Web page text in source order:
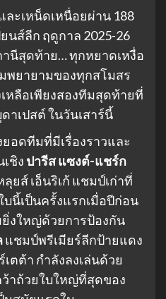
ะเหน็ดเหนื่อยผ่าน 188
นส์ลีก ฤดูกาล 2025-26
นีสุดท้าย… ทุกหยาดเหงื่อ
พยายามของทุกสโมสร
หลือเพียงสองทีมสุดท้ายที่
าเปสต์ ในวันเสาร์นี้
อดทีมที่มีเรื่องราวและ
ชิง ปารีส แซงต์-แชร์ก
ยส์ เอ็นริเก้ แชมป์เก่าที่
นี้เป็นครั้งแรกเมื่อปีก่อน
งใหญ่ด้วยการป้องกัน
แชมป์พรีเมียร์ลีกป้ายแดง
ตต้า กำลังลงเล่นด้วย
าถ้วยใบใหญ่ที่สุดของ